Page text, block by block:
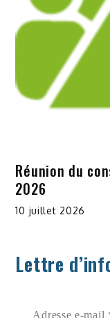
Réunion du
2026
10 juillet 2026
Lettre